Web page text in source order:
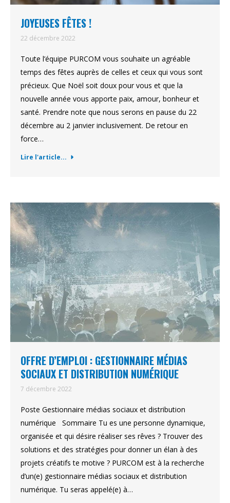
JOYEUSES FÊTES !
22 décembre 2022
Toute l’équipe PURCOM vous souhaite un agréable
temps des fêtes auprès de celles et ceux qui vous sont
précieux. Que Noël soit doux pour vous et que la
nouvelle année vous apporte paix, amour, bonheur et
santé. Prendre note que nous serons en pause du 22
décembre au 2 janvier inclusivement. De retour en
force…
Lire l'article...
OFFRE D’EMPLOI : GESTIONNAIRE MÉDIAS
SOCIAUX ET DISTRIBUTION NUMÉRIQUE
7 décembre 2022
Poste Gestionnaire médias sociaux et distribution
numérique Sommaire Tu es une personne dynamique,
organisée et qui désire réaliser ses rêves ? Trouver des
solutions et des stratégies pour donner un élan à des
projets créatifs te motive ? PURCOM est à la recherche
d’un(e) gestionnaire médias sociaux et distribution
numérique. Tu seras appelé(e) à…